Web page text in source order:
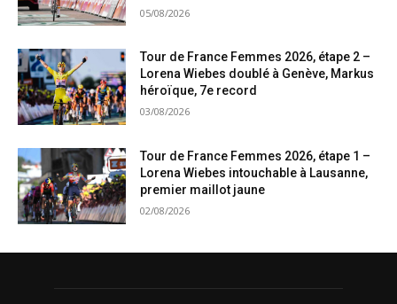
05/08/2026
Tour de France Femmes 2026, étape 2 –
Lorena Wiebes doublé à Genève, Markus
héroïque, 7e record
03/08/2026
Tour de France Femmes 2026, étape 1 –
Lorena Wiebes intouchable à Lausanne,
premier maillot jaune
02/08/2026